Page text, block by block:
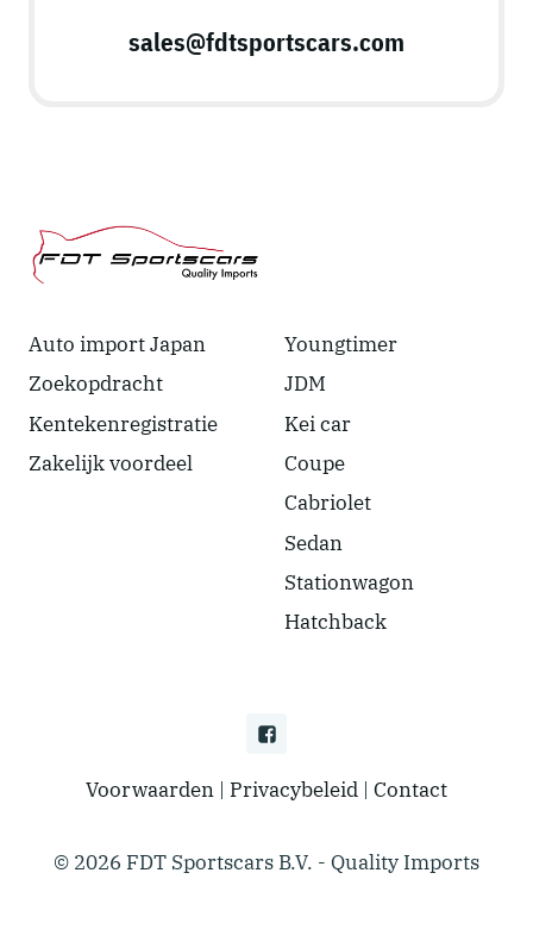
sales@fdtsportscars.com
Auto import Japan
Zoekopdracht
Kentekenregistratie
Zakelijk voordeel
Youngtimer
JDM
Kei car
Coupe
Cabriolet
Sedan
Stationwagon
Hatchback
© 2026 FDT Sportscars B.V. - Quality Imports
Voorwaarden | Privacybeleid | Contact